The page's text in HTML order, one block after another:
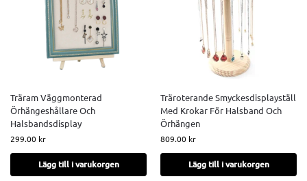
Träram Väggmonterad
Örhängeshållare Och
Halsbandsdisplay
299.00 kr
Lägg till i varukorgen
Träroterande Smyckesdisplayställ
Med Krokar För Halsband Och
Örhängen
809.00 kr
Lägg till i varukorgen